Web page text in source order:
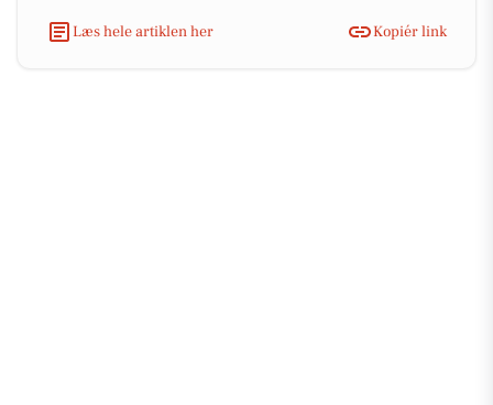
Læs hele artiklen her
Kopiér link